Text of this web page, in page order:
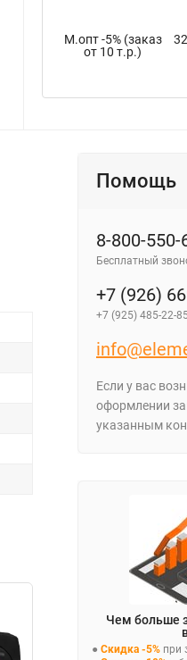
М.опт -5% (заказ
от 10 т.р.)
Помощь
8-800-550-
Бесплатный
+7 (926)
+7 (925) 485-22-85
Если у вас
оформлении
указанным
Чем больше
● Скидка -5% при